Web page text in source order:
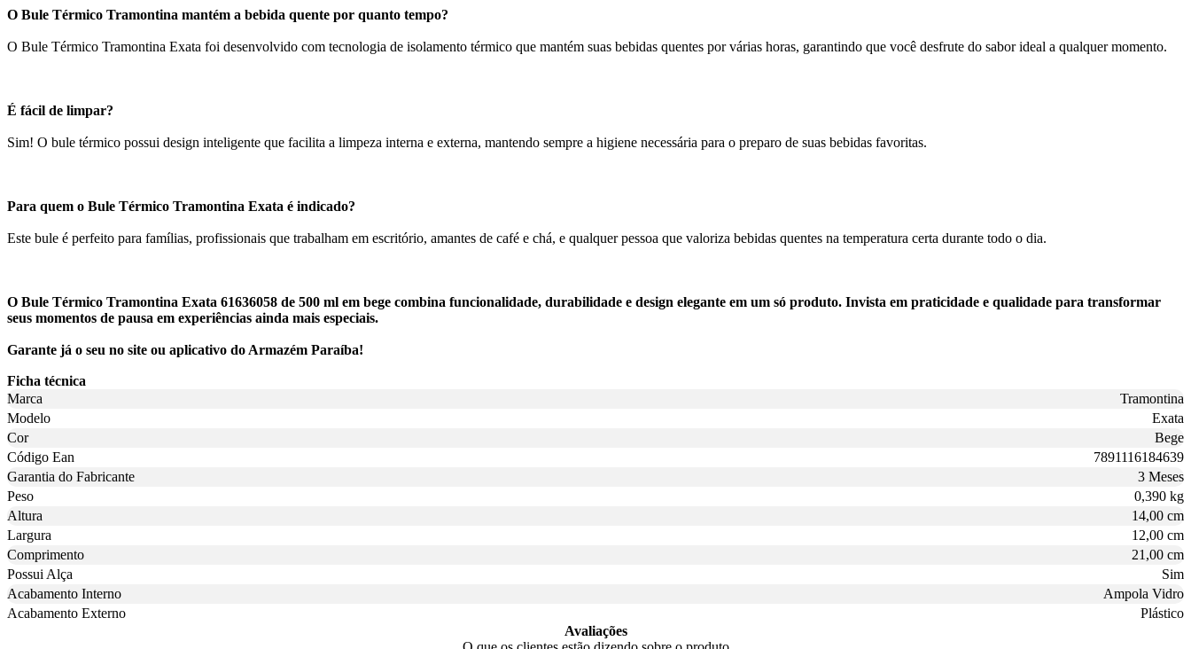
O Bule Térmico Tramontina mantém a bebida quente por quanto tempo?
O Bule Térmico Tramontina Exata foi desenvolvido com tecnologia de isolamento térmico que mantém suas bebidas quentes por várias horas, garantindo que você desfrute do sabor ideal a qualquer momento.
É fácil de limpar?
Sim! O bule térmico possui design inteligente que facilita a limpeza interna e externa, mantendo sempre a higiene necessária para o preparo de suas bebidas favoritas.
Para quem o Bule Térmico Tramontina Exata é indicado?
Este bule é perfeito para famílias, profissionais que trabalham em escritório, amantes de café e chá, e qualquer pessoa que valoriza bebidas quentes na temperatura certa durante todo o dia.
O Bule Térmico Tramontina Exata 61636058 de 500 ml em bege combina funcionalidade, durabilidade e design elegante em um só produto. Invista em praticidade e qualidade para transformar
seus momentos de pausa em experiências ainda mais especiais.
Garante já o seu no site ou aplicativo do Armazém Paraíba!
Ficha técnica
Marca
Tramontina
Modelo
Exata
Cor
Bege
Código Ean
7891116184639
Garantia do Fabricante
3 Meses
Peso
0,390 kg
Altura
14,00 cm
Largura
12,00 cm
Comprimento
21,00 cm
Possui Alça
Sim
Acabamento Interno
Ampola Vidro
Acabamento Externo
Plástico
Avaliações